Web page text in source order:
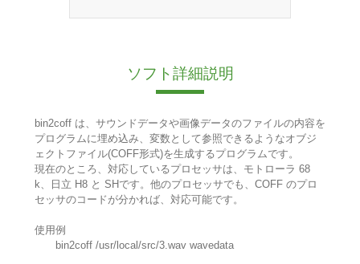
ソフト詳細説明
bin2coff は、サウンドデータや画像データのファイルの内容を
プログラムに埋め込み、変数として参照できるようなオブジ
ェクトファイル(COFF形式)を生成するプログラムです。
現在のところ、対応しているプロセッサは、モトローラ 68
k、日立 H8 と SHです。他のプロセッサでも、COFF のプロ
セッサのコードが分かれば、対応可能です。
使用例
bin2coff /usr/local/src/3.wav wavedata